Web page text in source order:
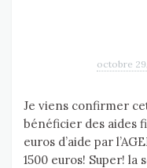
octobre
Je viens confirmer
bénéficier des aides
euros d’aide par
1500 euros! Super! la